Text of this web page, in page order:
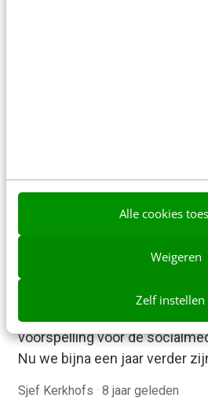
Alle cookies
Weigeren
Zelf instellen
10 onmisbare
In november 2017 deelde ik
voorspelling voor de
Nu we bijna een jaar verder
Sjef Kerkhofs · 8 jaar geleden